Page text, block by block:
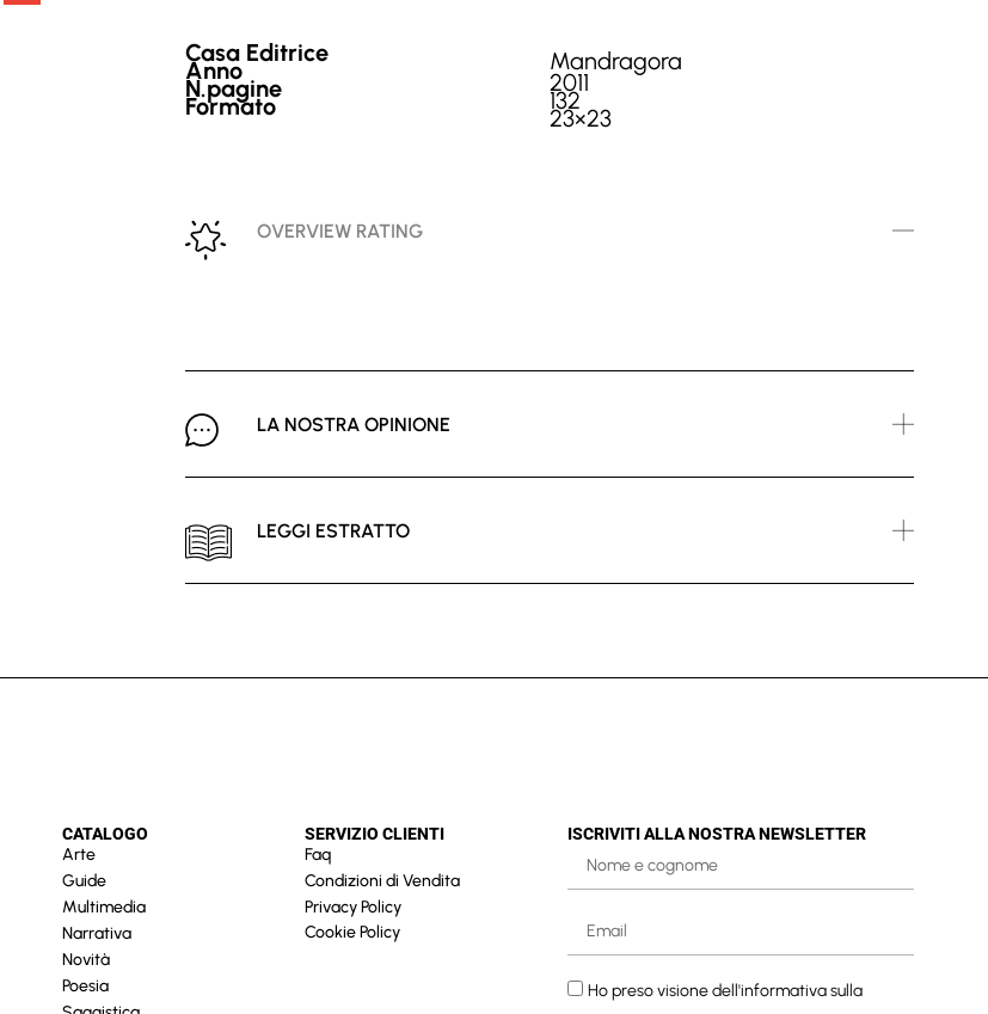
Casa Editrice Mandragora
Anno 2011
N.pagine 132
Formato 23×23
OVERVIEW RATING
LA NOSTRA OPINIONE
LEGGI ESTRATTO
CATALOGO
Arte
Guide
Multimedia
Narrativa
Novità
Poesia
SERVIZIO CLIENTI
Faq
Condizioni di Vendita
Privacy Policy
Cookie Policy
ISCRIVITI ALLA NOSTRA NEWSLETTER
Ho preso visione dell'informativa sulla